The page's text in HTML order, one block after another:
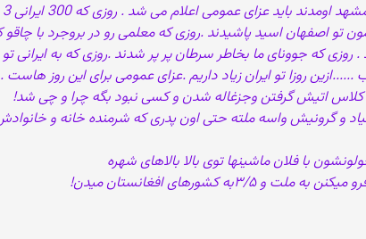
تو اصفهان اسید پاشیدند .روزی که معلمی رو در بروجرد با
که جوونای ما بخاطر سرطان پر پر شدند .روزی که به ایرانی
روزا تو ایران زیاد داریم .عزای عمومی برای این روز هاست
اتیش گرفتن وجزغاله شدن و كسى نبود بگه چرا و چى شد!
و گرونیش واسه ملته حتى اون پدرى كه شرمنده خانه و
با فلان ماشينها توى بالا بالاهاى شهره